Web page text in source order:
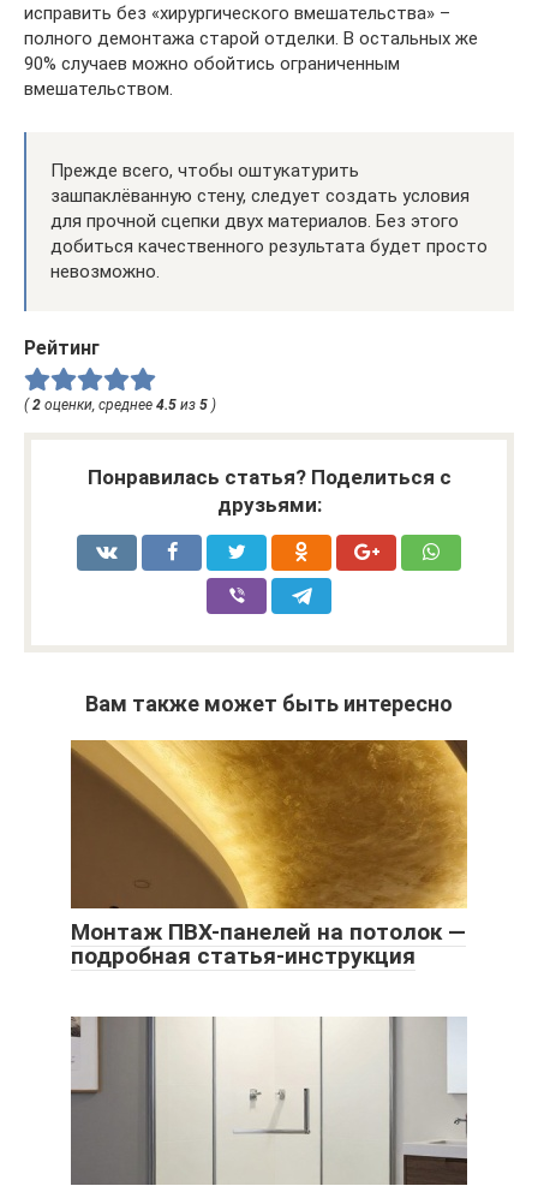
исправить без «хирургического вмешательства» –
полного демонтажа старой отделки. В остальных же
90% случаев можно обойтись ограниченным
вмешательством.
Прежде всего, чтобы оштукатурить
зашпаклёванную стену, следует создать условия
для прочной сцепки двух материалов. Без этого
добиться качественного результата будет просто
невозможно.
Рейтинг
(2 оценки, среднее 4.5 из 5 )
Понравилась статья? Поделиться с
друзьями:
Вам также может быть интересно
Монтаж ПВХ-панелей на потолок —
подробная статья-инструкция